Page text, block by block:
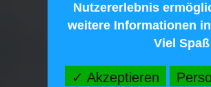
Nutzererlebnis
weitere Informationen
Viel
✓ Akzeptieren